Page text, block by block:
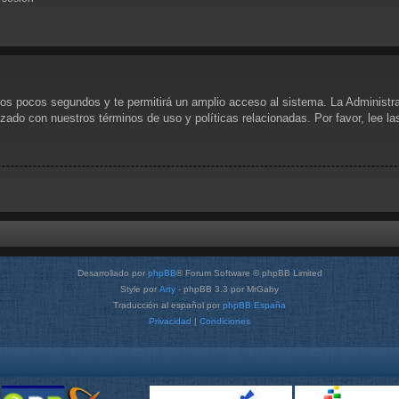
pocos segundos y te permitirá un amplio acceso al sistema. La
con nuestros términos de uso y políticas relacionadas. Por favor, lee
Desarrollado por phpBB® Forum Software © phpBB Limited
Style por Arty - phpBB 3.3 por MrGaby
Traducción al español por phpBB España
Privacidad | Condiciones